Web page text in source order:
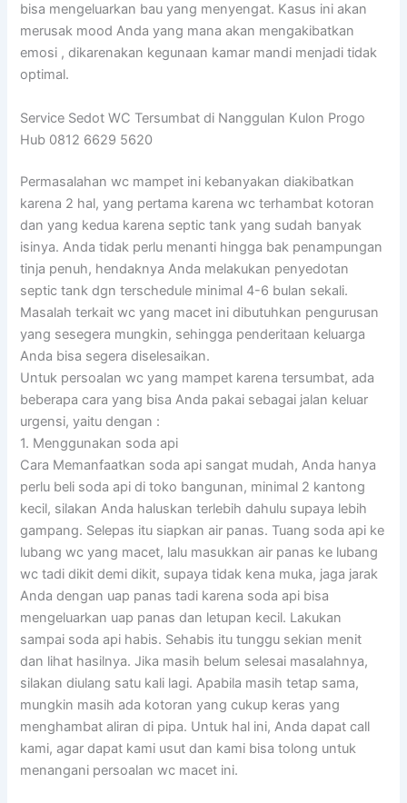
bisa mengeluarkan bau yang menyengat. Kasus ini akan
merusak mood Anda yang mana akan mengakibatkan
emosi , dikarenakan kegunaan kamar mandi menjadi tidak
optimal.
Service Sedot WC Tersumbat di Nanggulan Kulon Progo
Hub 0812 6629 5620
Permasalahan wc mampet ini kebanyakan diakibatkan
karena 2 hal, yang pertama karena wc terhambat kotoran
dan yang kedua karena septic tank yang sudah banyak
isinya. Anda tidak perlu menanti hingga bak penampungan
tinja penuh, hendaknya Anda melakukan penyedotan
septic tank dgn terschedule minimal 4-6 bulan sekali.
Masalah terkait wc yang macet ini dibutuhkan pengurusan
yang sesegera mungkin, sehingga penderitaan keluarga
Anda bisa segera diselesaikan.
Untuk persoalan wc yang mampet karena tersumbat, ada
beberapa cara yang bisa Anda pakai sebagai jalan keluar
urgensi, yaitu dengan :
1. Menggunakan soda api
Cara Memanfaatkan soda api sangat mudah, Anda hanya
perlu beli soda api di toko bangunan, minimal 2 kantong
kecil, silakan Anda haluskan terlebih dahulu supaya lebih
gampang. Selepas itu siapkan air panas. Tuang soda api ke
lubang wc yang macet, lalu masukkan air panas ke lubang
wc tadi dikit demi dikit, supaya tidak kena muka, jaga jarak
Anda dengan uap panas tadi karena soda api bisa
mengeluarkan uap panas dan letupan kecil. Lakukan
sampai soda api habis. Sehabis itu tunggu sekian menit
dan lihat hasilnya. Jika masih belum selesai masalahnya,
silakan diulang satu kali lagi. Apabila masih tetap sama,
mungkin masih ada kotoran yang cukup keras yang
menghambat aliran di pipa. Untuk hal ini, Anda dapat call
kami, agar dapat kami usut dan kami bisa tolong untuk
menangani persoalan wc macet ini.